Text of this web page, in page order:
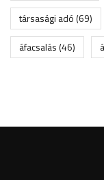
társasági adó(69)
áfacsalás(46)